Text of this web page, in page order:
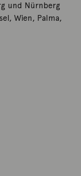
und Nürnberg
Wien, Palma,